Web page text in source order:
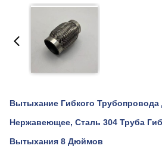
Вытыхание Гибкого
Нержавеющее, Сталь 304 Труба
Вытыхания 8 Дюймов